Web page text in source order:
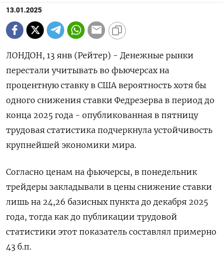
13.01.2025
ЛОНДОН, 13 янв (Рейтер) - Денежные рынки
перестали учитывать во фьючерсах на
процентную ставку в США вероятность хотя бы
одного снижения ставки Федрезерва в период до
конца 2025 года - опубликованная в пятницу
трудовая статистика подчеркнула устойчивость
крупнейшей экономики мира.
Согласно ценам на фьючерсы, в понедельник
трейдеры закладывали в цены снижение ставки
лишь на 24,26 базисных пункта до декабря 2025
года, тогда как до публикации трудовой
статистики этот показатель составлял примерно
43 б.п.